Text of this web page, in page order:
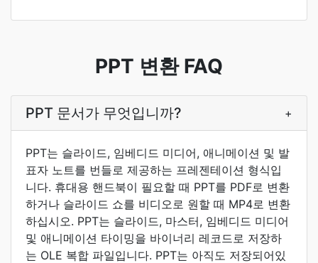
PPT 변환 FAQ
PPT 문서가 무엇입니까? +
PPT는 슬라이드, 임베디드 미디어, 애니메이션 및 발
표자 노트를 번들로 제공하는 프레젠테이션 형식입
니다. 휴대용 핸드북이 필요할 때 PPT를 PDF로 변환
하거나 슬라이드 쇼를 비디오로 원할 때 MP4로 변환
하십시오. PPT는 슬라이드, 마스터, 임베디드 미디어
및 애니메이션 타이밍을 바이너리 레코드로 저장하
는 OLE 복합 파일입니다. PPT는 아직도 저장되어있